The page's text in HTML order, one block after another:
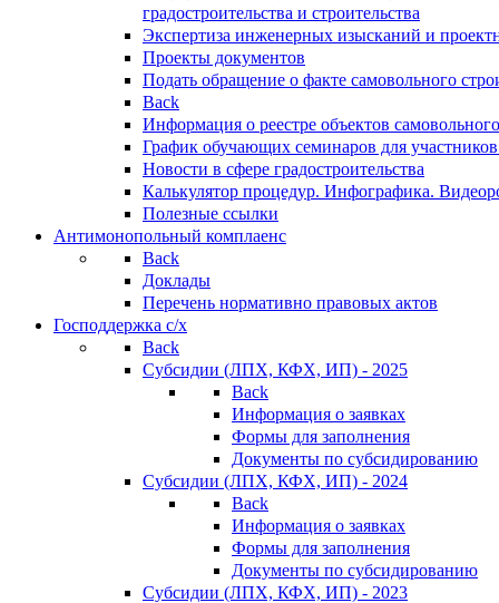
градостроительства и строительства
Экспертиза инженерных изысканий и
Проекты документов
Подать обращение о факте самовольного
Back
Информация о реестре объектов
График обучающих семинаров для участников
Новости в сфере градостроительства
Калькулятор процедур. Инфографика.
Полезные ссылки
Антимонопольный комплаенс
Back
Доклады
Перечень нормативно правовых актов
Господдержка с/х
Back
Субсидии (ЛПХ, КФХ, ИП) - 2025
Back
Информация о заявках
Формы для заполнения
Документы по субсидированию
Субсидии (ЛПХ, КФХ, ИП) - 2024
Back
Информация о заявках
Формы для заполнения
Документы по субсидированию
Субсидии (ЛПХ, КФХ, ИП) - 2023